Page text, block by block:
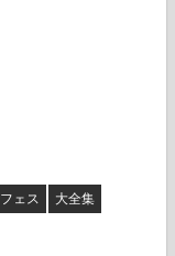
フェス
大全集